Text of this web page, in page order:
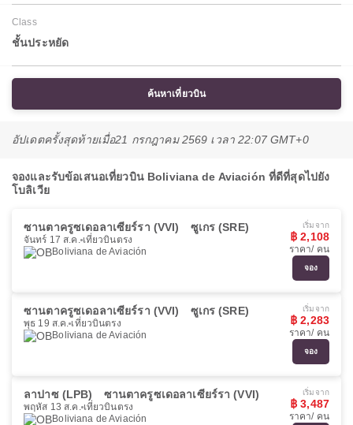
Class
ชั้นประหยัด
ค้นหาเที่ยวบิน
อัปเดตครั้งสุดท้ายเมื่อ21 กรกฎาคม 2569 เวลา 22:07 GMT+0
จองและรับข้อเสนอเที่ยวบิน Boliviana de Aviación ที่ดีที่สุดไปยัง
โบลิเวีย
ซานตาครูซเดอลาเซียร์รา (VVI) ซูเกร (SRE)
จันทร์ 17 ส.ค. เที่ยวบินตรง
Boliviana de Aviación
เริ่มจาก
฿ 2,108
ราคา/ คน
จอง
ซานตาครูซเดอลาเซียร์รา (VVI) ซูเกร (SRE)
พุธ 19 ส.ค. เที่ยวบินตรง
Boliviana de Aviación
เริ่มจาก
฿ 2,283
ราคา/ คน
จอง
ลาปาซ (LPB) ซานตาครูซเดอลาเซียร์รา (VVI)
พฤหัส 13 ส.ค. เที่ยวบินตรง
Boliviana de Aviación
เริ่มจาก
฿ 3,487
ราคา/ คน